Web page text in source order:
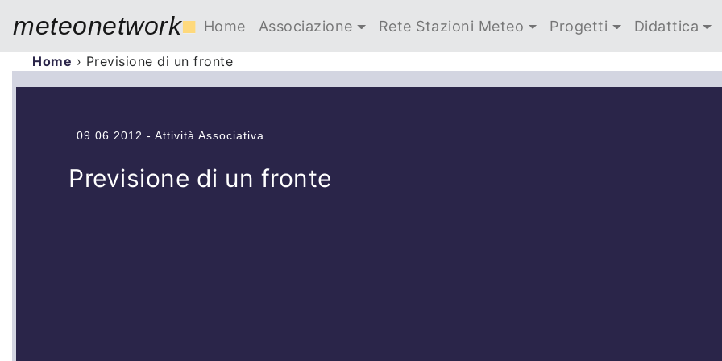
meteonetwork■ Home Associazione Rete Stazioni Meteo Progetti Didattica
Home › Previsione di un fronte
09.06.2012 - Attività Associativa
Previsione di un fronte